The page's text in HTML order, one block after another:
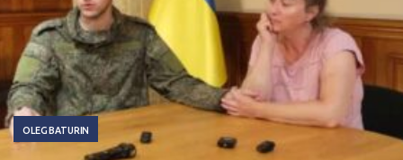
OLEG BATURIN